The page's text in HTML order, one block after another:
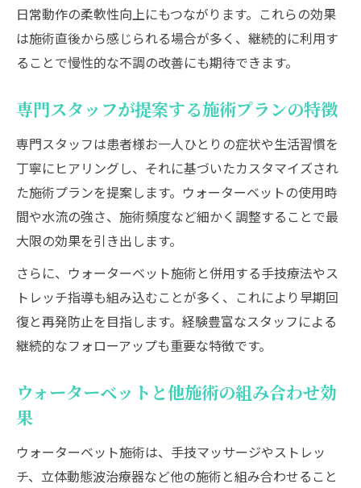
日常動作の柔軟性向上にもつながります。これらの効果
は施術直後から感じられる場合が多く、継続的に利用す
ることで慢性的な不調の改善にも期待できます。
専門スタッフが提案する施術プランの特徴
専門スタッフは患者様お一人ひとりの症状や生活習慣を
丁寧にヒアリングし、それに基づいたカスタマイズされ
た施術プランを提案します。ウォーターベットの使用時
間や水流の強さ、施術頻度など細かく調整することで最
大限の効果を引き出します。
さらに、ウォーターベット施術と併用する手技療法やス
トレッチ指導も組み込むことが多く、これにより早期回
復と再発防止を目指します。経験豊富なスタッフによる
継続的なフォローアップも重要な特徴です。
ウォーターベットと他施術の組み合わせ効
果
ウォーターベット施術は、手技マッサージやストレッ
チ、立体動態波治療器など他の施術と組み合わせること